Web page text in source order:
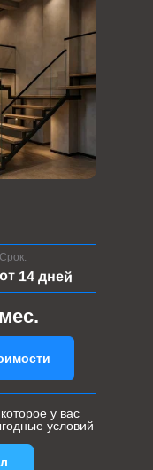
Срок:
от 14 дней
у вас
условий